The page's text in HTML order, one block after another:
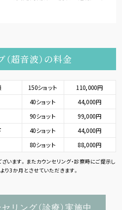
超音波）の料金
150ショット
110,000円
40ショット
44,000円
90ショット
99,000円
40ショット
44,000円
80ショット 88,000円
います。またカウンセリング・診察時にご提示し
り3か月とさせていただきます。
リング（診療）実施中